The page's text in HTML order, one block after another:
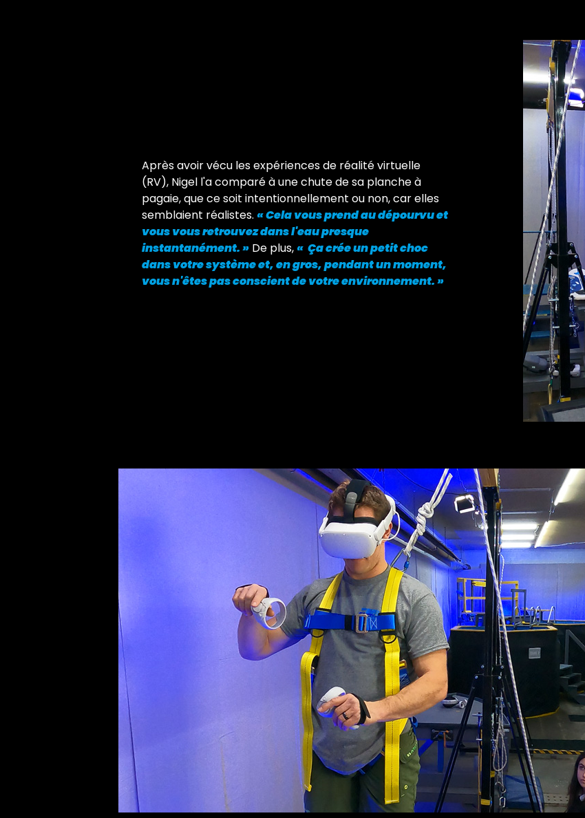
Après avoir vécu les expériences de réalité virtuelle
(RV), Nigel l'a comparé à une chute de sa planche à
pagaie, que ce soit intentionnellement ou non, car elles
semblaient réalistes.« Cela vous prend au dépourvu et
vous vous retrouvez dans l'eau presque
instantanément. » De plus,« Ça crée un petit choc
dans votre système et, en gros, pendant un moment,
vous n'êtes pas conscient de votre environnement. »